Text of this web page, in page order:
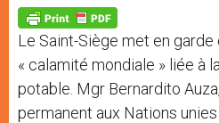
p
p
g
e
r
o
k
Le Saint-Siège met en
« calamité mondiale » liée à
potable. Mgr Bernardito
permanent aux Nations